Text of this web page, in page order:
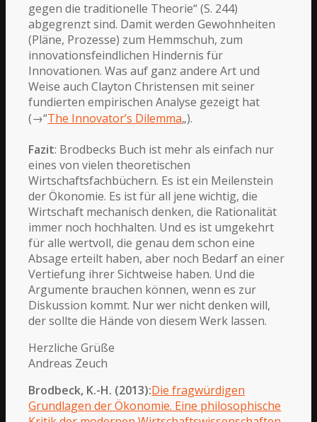
gegen die traditionelle Theorie“ (S. 244)
abgegrenzt sind. Damit werden Gewohnheiten
(Pläne, Prozesse) zum Hemmschuh, zum
innovationsfeindlichen Hindernis für
Innovationen. Was auf ganz andere Art und
Weise auch Clayton Christensen mit seiner
fundierten empirischen Analyse gezeigt hat
(→“The Innovator’s Dilemma„).
Fazit: Brodbecks Buch ist mehr als einfach nur
eines von vielen theoretischen
Wirtschaftsfachbüchern. Es ist ein Meilenstein
der Ökonomie. Es ist für all jene wichtig, die
Wirtschaft mechanisch denken, die Rationalität
immer noch hochhalten. Und es ist umgekehrt
für alle wertvoll, die genau dem schon eine
Absage erteilt haben, aber noch Bedarf an einer
Vertiefung ihrer Sichtweise haben. Und die
Argumente brauchen können, wenn es zur
Diskussion kommt. Nur wer nicht denken will,
der sollte die Hände von diesem Werk lassen.
Herzliche Grüße
Andreas Zeuch
Brodbeck, K.-H. (2013):Die fragwürdigen
Grundlagen der Ökonomie. Eine philosophische